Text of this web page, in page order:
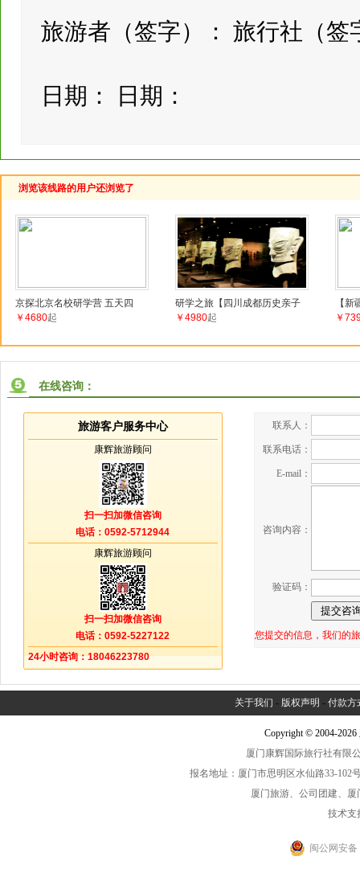
旅游者（签字）： 旅行社（签
日期： 日期：
浏览该线路的用户还浏览了
京探北京名校研学营 五天四
￥4680起
研学之旅【四川成都历史亲子
￥4980起
【
￥
在线咨询：
旅游客户服务中心
康辉旅游顾问
扫一扫加微信咨询
电话：0592-5712944
康辉旅游顾问
扫一扫加微信咨询
电话：0592-5227122
24小时咨询：18046223780
联系人：
联系电话：
E-mail：
咨询内容：
验证码：
您提交的信息，我们的
关于我们 - 版权声明 - 付款方
Copyright © 2004-
厦门康辉国际旅行社有限
报名地址：厦门市思明区水仙路33-102
厦门旅游、公司团建、
技术支
闽公网安备